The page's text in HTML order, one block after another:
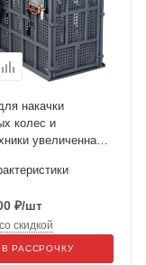
накачки
колес и
увеличенная
₽/шт
скидкой
В РАССРОЧКУ